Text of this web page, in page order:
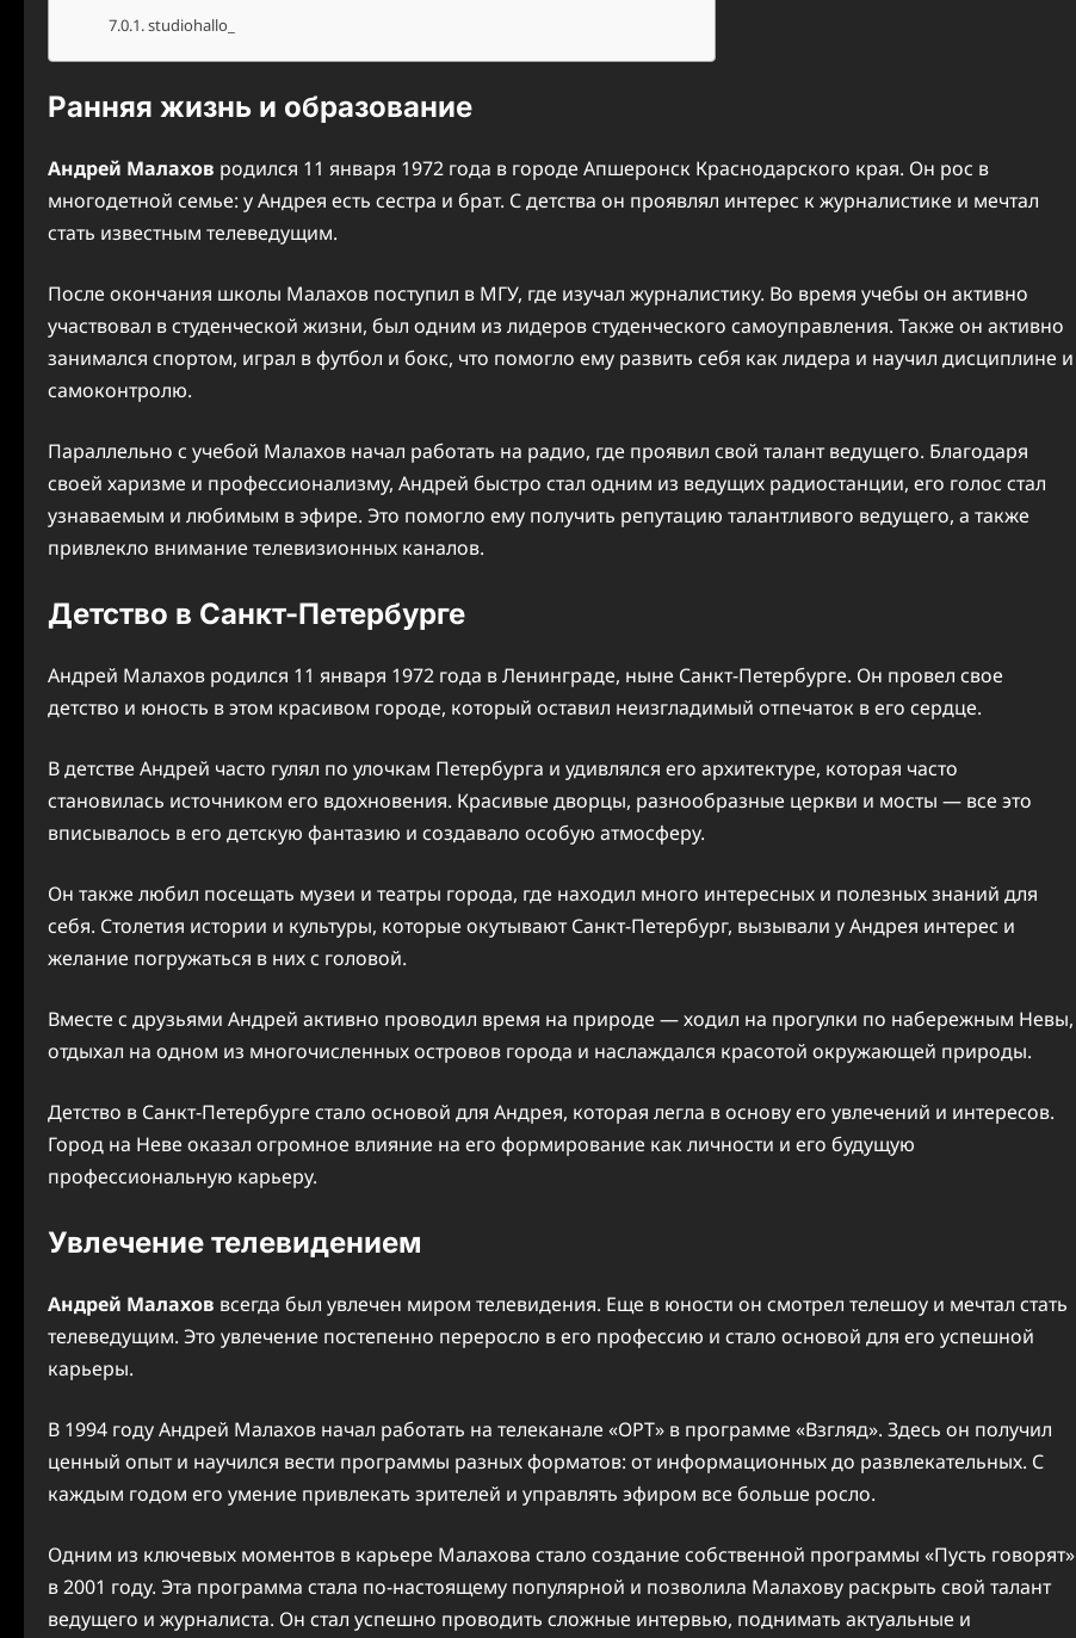
studiohallo_
Ранняя жизнь и образование
Андрей Малахов родился 11 января 1972 года в городе Апшеронск Краснодарского края. Он рос в
многодетной семье: у Андрея есть сестра и брат. С детства он проявлял интерес к журналистике и мечтал
стать известным телеведущим.
После окончания школы Малахов поступил в МГУ, где изучал журналистику. Во время учебы он активно
участвовал в студенческой жизни, был одним из лидеров студенческого самоуправления. Также он активно
занимался спортом, играл в футбол и бокс, что помогло ему развить себя как лидера и научил дисциплине и
самоконтролю.
Параллельно с учебой Малахов начал работать на радио, где проявил свой талант ведущего. Благодаря
своей харизме и профессионализму, Андрей быстро стал одним из ведущих радиостанции, его голос стал
узнаваемым и любимым в эфире. Это помогло ему получить репутацию талантливого ведущего, а также
привлекло внимание телевизионных каналов.
Детство в Санкт-Петербурге
Андрей Малахов родился 11 января 1972 года в Ленинграде, ныне Санкт-Петербурге. Он провел свое
детство и юность в этом красивом городе, который оставил неизгладимый отпечаток в его сердце.
В детстве Андрей часто гулял по улочкам Петербурга и удивлялся его архитектуре, которая часто
становилась источником его вдохновения. Красивые дворцы, разнообразные церкви и мосты — все это
вписывалось в его детскую фантазию и создавало особую атмосферу.
Он также любил посещать музеи и театры города, где находил много интересных и полезных знаний для
себя. Столетия истории и культуры, которые окутывают Санкт-Петербург, вызывали у Андрея интерес и
желание погружаться в них с головой.
Вместе с друзьями Андрей активно проводил время на природе — ходил на прогулки по набережным Невы,
отдыхал на одном из многочисленных островов города и наслаждался красотой окружающей природы.
Детство в Санкт-Петербурге стало основой для Андрея, которая легла в основу его увлечений и интересов.
Город на Неве оказал огромное влияние на его формирование как личности и его будущую
профессиональную карьеру.
Увлечение телевидением
Андрей Малахов всегда был увлечен миром телевидения. Еще в юности он смотрел телешоу и мечтал стать
телеведущим. Это увлечение постепенно переросло в его профессию и стало основой для его успешной
карьеры.
В 1994 году Андрей Малахов начал работать на телеканале «ОРТ» в программе «Взгляд». Здесь он получил
ценный опыт и научился вести программы разных форматов: от информационных до развлекательных. С
каждым годом его умение привлекать зрителей и управлять эфиром все больше росло.
Одним из ключевых моментов в карьере Малахова стало создание собственной программы «Пусть говорят»
в 2001 году. Эта программа стала по-настоящему популярной и позволила Малахову раскрыть свой талант
ведущего и журналиста. Он стал успешно проводить сложные интервью, поднимать актуальные и